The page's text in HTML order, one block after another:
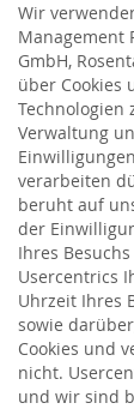
Wir
Management
GmbH,
über Cookies
Technologien
Verwaltung
verarbeiten
beruht auf
der
Ihres
Usercentrics
Uhrzeit Ihres
sowie
Cookies und
nicht.
und wir sind